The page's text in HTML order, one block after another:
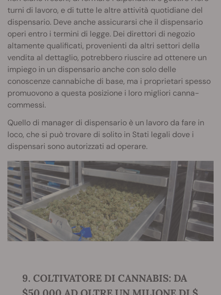
turni di lavoro, e di tutte le altre attività quotidiane del
dispensario. Deve anche assicurarsi che il dispensario
operi entro i termini di legge. Dei direttori di negozio
altamente qualificati, provenienti da altri settori della
vendita al dettaglio, potrebbero riuscire ad ottenere un
impiego in un dispensario anche con solo delle
conoscenze cannabiche di base, ma i proprietari spesso
promuovono a questa posizione i loro migliori canna-
commessi.
Quello di manager di dispensario è un lavoro da fare in
loco, che si può trovare di solito in Stati legali dove i
dispensari sono autorizzati ad operare.
9. COLTIVATORE DI CANNABIS: DA